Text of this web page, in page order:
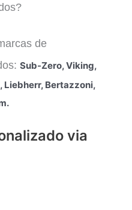
de
Sub-Zero, Viking,
Liebherr, Bertazzoni,
via